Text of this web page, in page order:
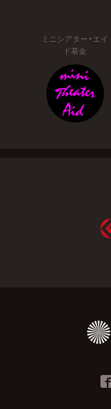
ミニシアター・エイ
ド基金